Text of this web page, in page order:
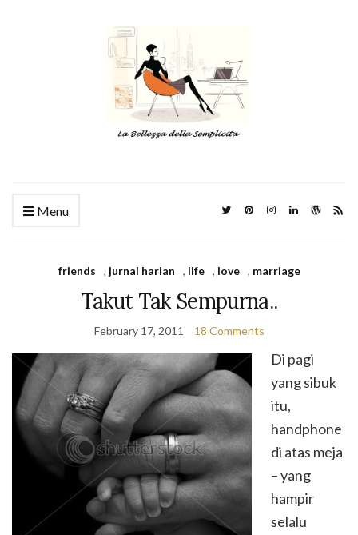
Menu
friends , jurnal harian , life , love , marriage
Takut Tak Sempurna..
February 17, 2011 18 Comments
Di pagi
yang sibuk
itu,
handphone
di atas meja
– yang
hampir
selalu